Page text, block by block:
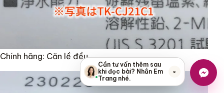
Chính hãng: Căn lề đều
Cần tư vấn thêm sau
khi đọc bài? Nhắn Em
Trang nhé.
×